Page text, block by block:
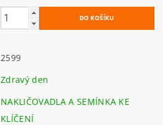
2599
Zdravý den
NAKLIČOVADLA A SEMÍNKA KE
KLÍČENÍ